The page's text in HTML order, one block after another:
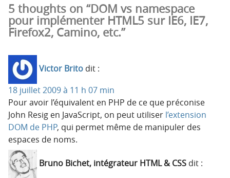
5 thoughts on “DOM vs namespace
pour implémenter HTML5 sur IE6, IE7,
Firefox2, Camino, etc.”
Victor Brito dit :
18 juillet 2009 à 11 h 07 min
Pour avoir l’équivalent en PHP de ce que préconise
John Resig en JavaScript, on peut utiliser l’extension
DOM de PHP, qui permet même de manipuler des
espaces de noms.
Bruno Bichet, intégrateur HTML & CSS dit :